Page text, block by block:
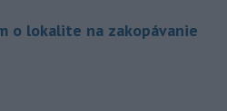
o lokalite na zakopávanie